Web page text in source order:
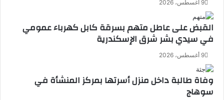
9 أغسطس، 2026
القبض على عاطل متهم بسرقة كابل كهرباء عمومي
في سيدي بشر شرق الإسكندرية
9 أغسطس، 2026
وفاة طالبة داخل منزل أسرتها بمركز المنشأة في
سوهاج